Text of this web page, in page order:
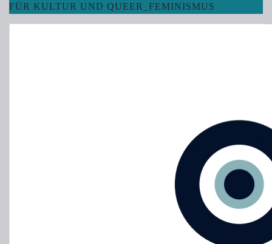
FÜR KULTUR UND QUEER_FEMINISMUS